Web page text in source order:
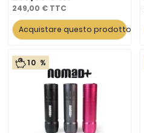
249,00 €
Acquistare questo prodotto
10 %